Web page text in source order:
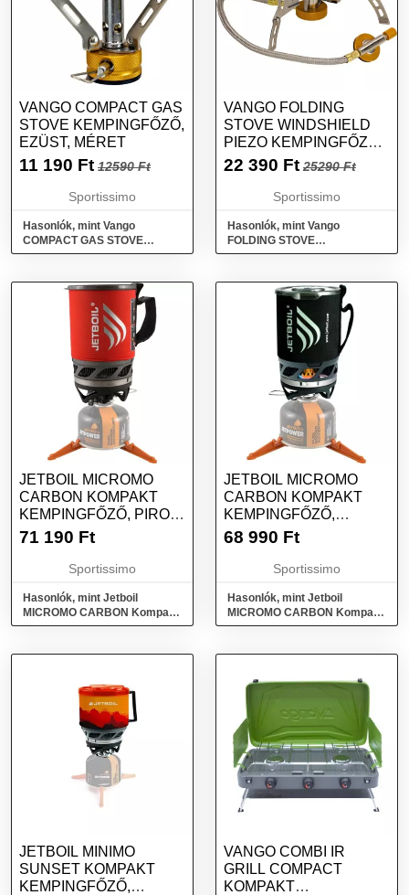
VANGO COMPACT GAS
STOVE KEMPINGFŐZŐ,
EZÜST, MÉRET
11 190 Ft 12590 Ft
Sportissimo
Hasonlók, mint Vango
COMPACT GAS STOVE
Kempingfőző, ezüst, méret
VANGO FOLDING
STOVE WINDSHIELD
PIEZO KEMPINGFŐZŐ
SZÉLFOGÓVAL, EZÜST,
22 390 Ft 25290 Ft
Sportissimo
Hasonlók, mint Vango
FOLDING STOVE
WINDSHIELD PIEZO
ezüst, méret
JETBOIL MICROMO
CARBON KOMPAKT
KEMPINGFŐZŐ, PIROS,
MÉRET
71 190 Ft
Sportissimo
Hasonlók, mint Jetboil
MICROMO CARBON Kompakt
kempingfőző, piros, méret
JETBOIL MICROMO
CARBON KOMPAKT
KEMPINGFŐZŐ,
FEKETE, MÉRET
68 990 Ft
Sportissimo
Hasonlók, mint Jetboil
MICROMO CARBON Kompakt
kempingfőző, fekete, méret
JETBOIL MINIMO
SUNSET KOMPAKT
KEMPINGFŐZŐ,
VANGO COMBI IR
GRILL COMPACT
KOMPAKT